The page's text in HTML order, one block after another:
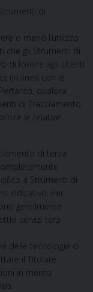
di
o meno l’utilizzo
che gli Strumenti di
di fornire agli Utenti
(in linea con le
qualora
di Tracciamento,
le relative
di terza
a Strumenti di
indicativo. Per
gentilmente
servizi terzi
delle tecnologie di
il Titolare
in merito